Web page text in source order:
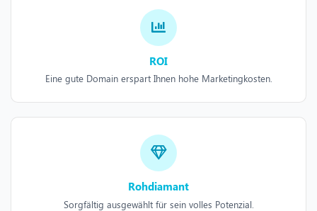
ROI
Eine gute Domain erspart Ihnen hohe Marketingkosten.
Rohdiamant
Sorgfältig ausgewählt für sein volles Potenzial.